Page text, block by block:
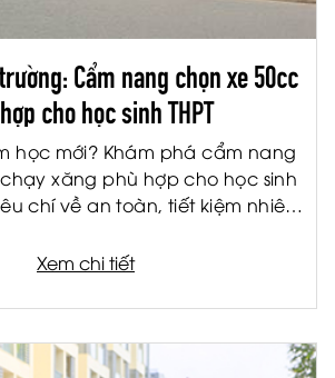
Cẩm nang chọn xe 50cc
cho học sinh THPT
học mới? Khám phá cẩm nang
xăng phù hợp cho học sinh
chí về an toàn, tiết kiệm nhiên
Xem chi tiết